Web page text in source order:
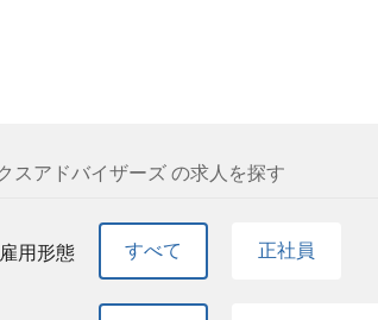
いて研
スアドバイザーズ の求人を探す
雇用形態 すべて 正社員